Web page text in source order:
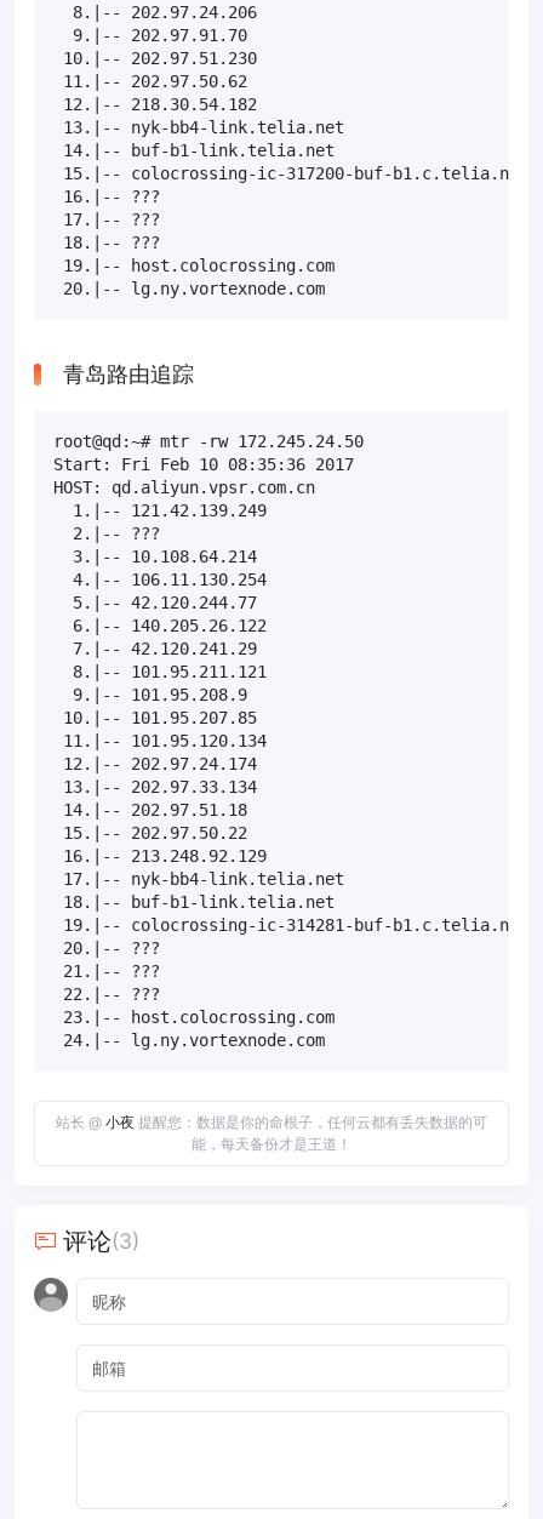
8.|-- 202.97.24.206
9.|-- 202.97.91.70
10.|-- 202.97.51.230
11.|-- 202.97.50.62
12.|-- 218.30.54.182
13.|-- nyk-bb4-link.telia.net
14.|-- buf-b1-link.telia.net
15.|-- colocrossing-ic-317200-buf-b1.c.telia.net
16.|-- ???
17.|-- ???
18.|-- ???
19.|-- host.colocrossing.com
20.|-- lg.ny.vortexnode.com
青岛路由追踪
root@qd:~# mtr -rw 172.245.24.50
Start: Fri Feb 10 08:35:36 2017
HOST: qd.aliyun.vpsr.com.cn
1.|-- 121.42.139.249
2.|-- ???
3.|-- 10.108.64.214
4.|-- 106.11.130.254
5.|-- 42.120.244.77
6.|-- 140.205.26.122
7.|-- 42.120.241.29
8.|-- 101.95.211.121
9.|-- 101.95.208.9
10.|-- 101.95.207.85
11.|-- 101.95.120.134
12.|-- 202.97.24.174
13.|-- 202.97.33.134
14.|-- 202.97.51.18
15.|-- 202.97.50.22
16.|-- 213.248.92.129
17.|-- nyk-bb4-link.telia.net
18.|-- buf-b1-link.telia.net
19.|-- colocrossing-ic-314281-buf-b1.c.telia.net
20.|-- ???
21.|-- ???
22.|-- ???
23.|-- host.colocrossing.com
24.|-- lg.ny.vortexnode.com
站长 @ 小夜 提醒您：数据是你的命根子，任何云都有丢失数据的可
能，每天备份才是王道！
评论(3)